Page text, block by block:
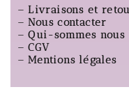
–Livraisons et
–Nous contacter
–Qui-sommes nous
–CGV
–Mentions légales